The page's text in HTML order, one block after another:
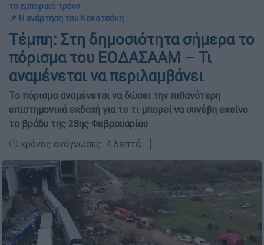
το εμπορικό τρένο
📌 Η ανάρτηση του Κοκοτσάκη
Τέμπη: Στη δημοσιότητα σήμερα το
πόρισμα του ΕΟΔΑΣΑΑΜ – Τι
αναμένεται να περιλαμβάνει
Το πόρισμα αναμένεται να δώσει την πιθανότερη
επιστημονικά εκδοχή για το τι μπορεί να συνέβη εκείνο
το βράδυ της 28ης Φεβρουαρίου
🕛 χρόνος ανάγνωσης: 4 λεπτά ┋